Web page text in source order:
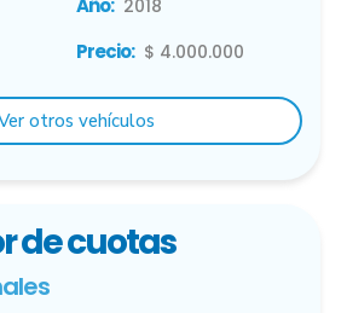
Año: 2018
Precio: $ 4.000.000
otros vehículos
de cuotas